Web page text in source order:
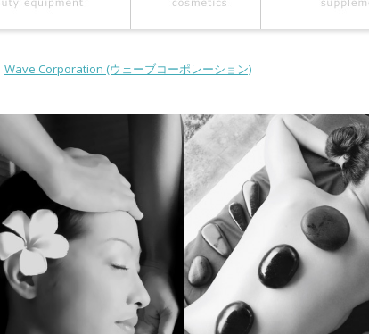
Wave Corporation (ウェーブコーポレーション)